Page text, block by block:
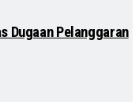
Dugaan Pelanggaran